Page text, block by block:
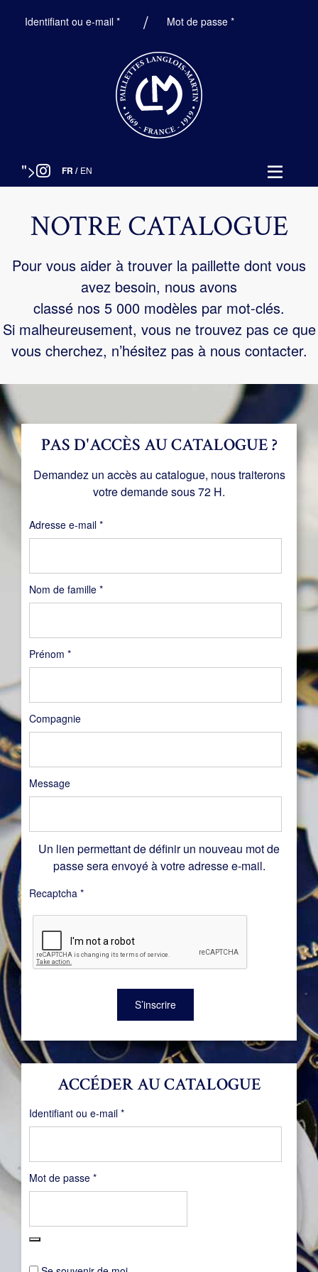
Identifiant ou e-mail *ObligatoireMot de passe*Obligatoire
"> FR / EN
NOTRE CATALOGUE
Pour vous aider à trouver la paillette dont vous
avez besoin, nous avons
classé nos 5 000 modèles par mot-clés.
Si malheureusement, vous ne trouvez pas ce que
vous cherchez, n’hésitez pas à nous contacter.
ACCÉDER AU CATALOGUE
Identifiant ou e-mail *Obligatoire
Mot de passe *Obligatoire
Nom de famille *
Prénom *
Compagnie
Message
PAS D'ACCÈS AU CATALOGUE ?
Demandez un accès au catalogue, nous traiterons
votre demande sous 72 H.
Adresse e-mail *Obligatoire
Un lien permettant de définir un nouveau mot de
passe sera envoyé à votre adresse e-mail.
Recaptcha *
S’inscrire